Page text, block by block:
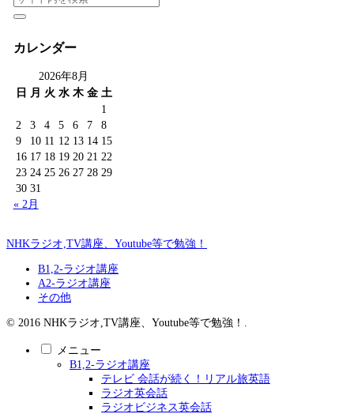
カレンダー
2026年8月
日 月 火 水 木 金 土
1
2
3 4 5 6 7
8
9
10 11 12 13 14 15
16 17 18 19 20 21 22
23 24 25 26 27 28 29
30 31
« 2月
NHKラジオ,TV講座、Youtube等で勉強！
B1,2-ラジオ講座
A2-ラジオ講座
その他
© 2016 NHKラジオ,TV講座、Youtube等で勉強！.
メニュー
B1,2-ラジオ講座
テレビ 会話が続く！リアル旅英語
ラジオ英会話
ラジオビジネス英会話